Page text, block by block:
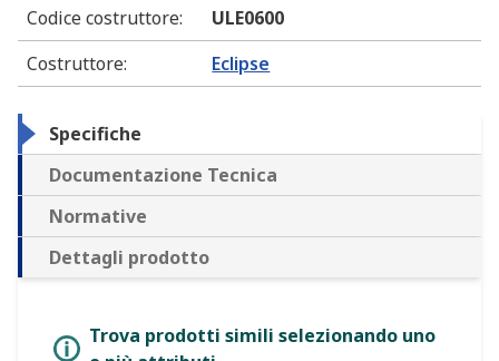
Codice costruttore:
ULE0600
Costruttore: Eclipse
Specifiche
Documentazione Tecnica
Normative
Dettagli prodotto
Trova prodotti simili selezionando uno